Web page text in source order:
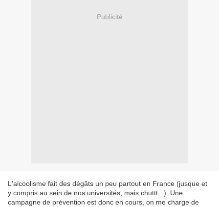
Publicité
L'alcoolisme fait des dégâts un peu partout en France (jusque et
y compris au sein de nos universités, mais chuttt...). Une
campagne de prévention est donc en cours, on me charge de